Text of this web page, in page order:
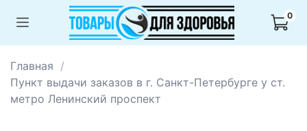
0
Главная
Пункт выдачи заказов в г. Санкт-Петербурге у ст.
метро Ленинский проспект